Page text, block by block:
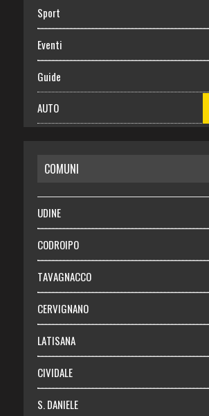
Sport
Eventi
Guide
AUTO
RISPARMIO
SALUTE
Necrologie
Chi siamo
Abbonati
Login
COMUNI
UDINE
CODROIPO
TAVAGNACCO
CERVIGNANO
LATISANA
CIVIDALE
S. DANIELE